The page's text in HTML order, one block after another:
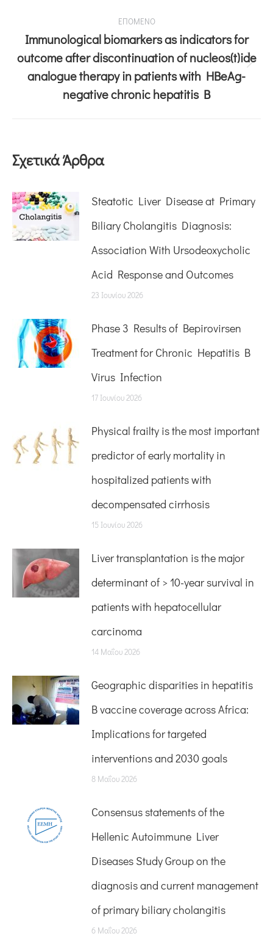
ΕΠΟΜΕΝΟ
Immunological biomarkers as indicators for
outcome after discontinuation of nucleos(t)ide
analogue therapy in patients with HBeAg-
negative chronic hepatitis B
Σχετικά Άρθρα
Steatotic Liver Disease at Primary
Biliary Cholangitis Diagnosis:
Association With Ursodeoxycholic
Acid Response and Outcomes
23 Ιουνίου 2026
Phase 3 Results of Bepirovirsen
Treatment for Chronic Hepatitis B
Virus Infection
17 Ιουνίου 2026
Physical frailty is the most important
predictor of early mortality in
hospitalized patients with
decompensated cirrhosis
15 Ιουνίου 2026
Liver transplantation is the major
determinant of > 10-year survival in
patients with hepatocellular
carcinoma
14 Μαΐου 2026
Geographic disparities in hepatitis
B vaccine coverage across Africa:
Implications for targeted
interventions and 2030 goals
8 Μαΐου 2026
Consensus statements of the
Hellenic Autoimmune Liver
Diseases Study Group on the
diagnosis and current management
of primary biliary cholangitis
6 Μαΐου 2026